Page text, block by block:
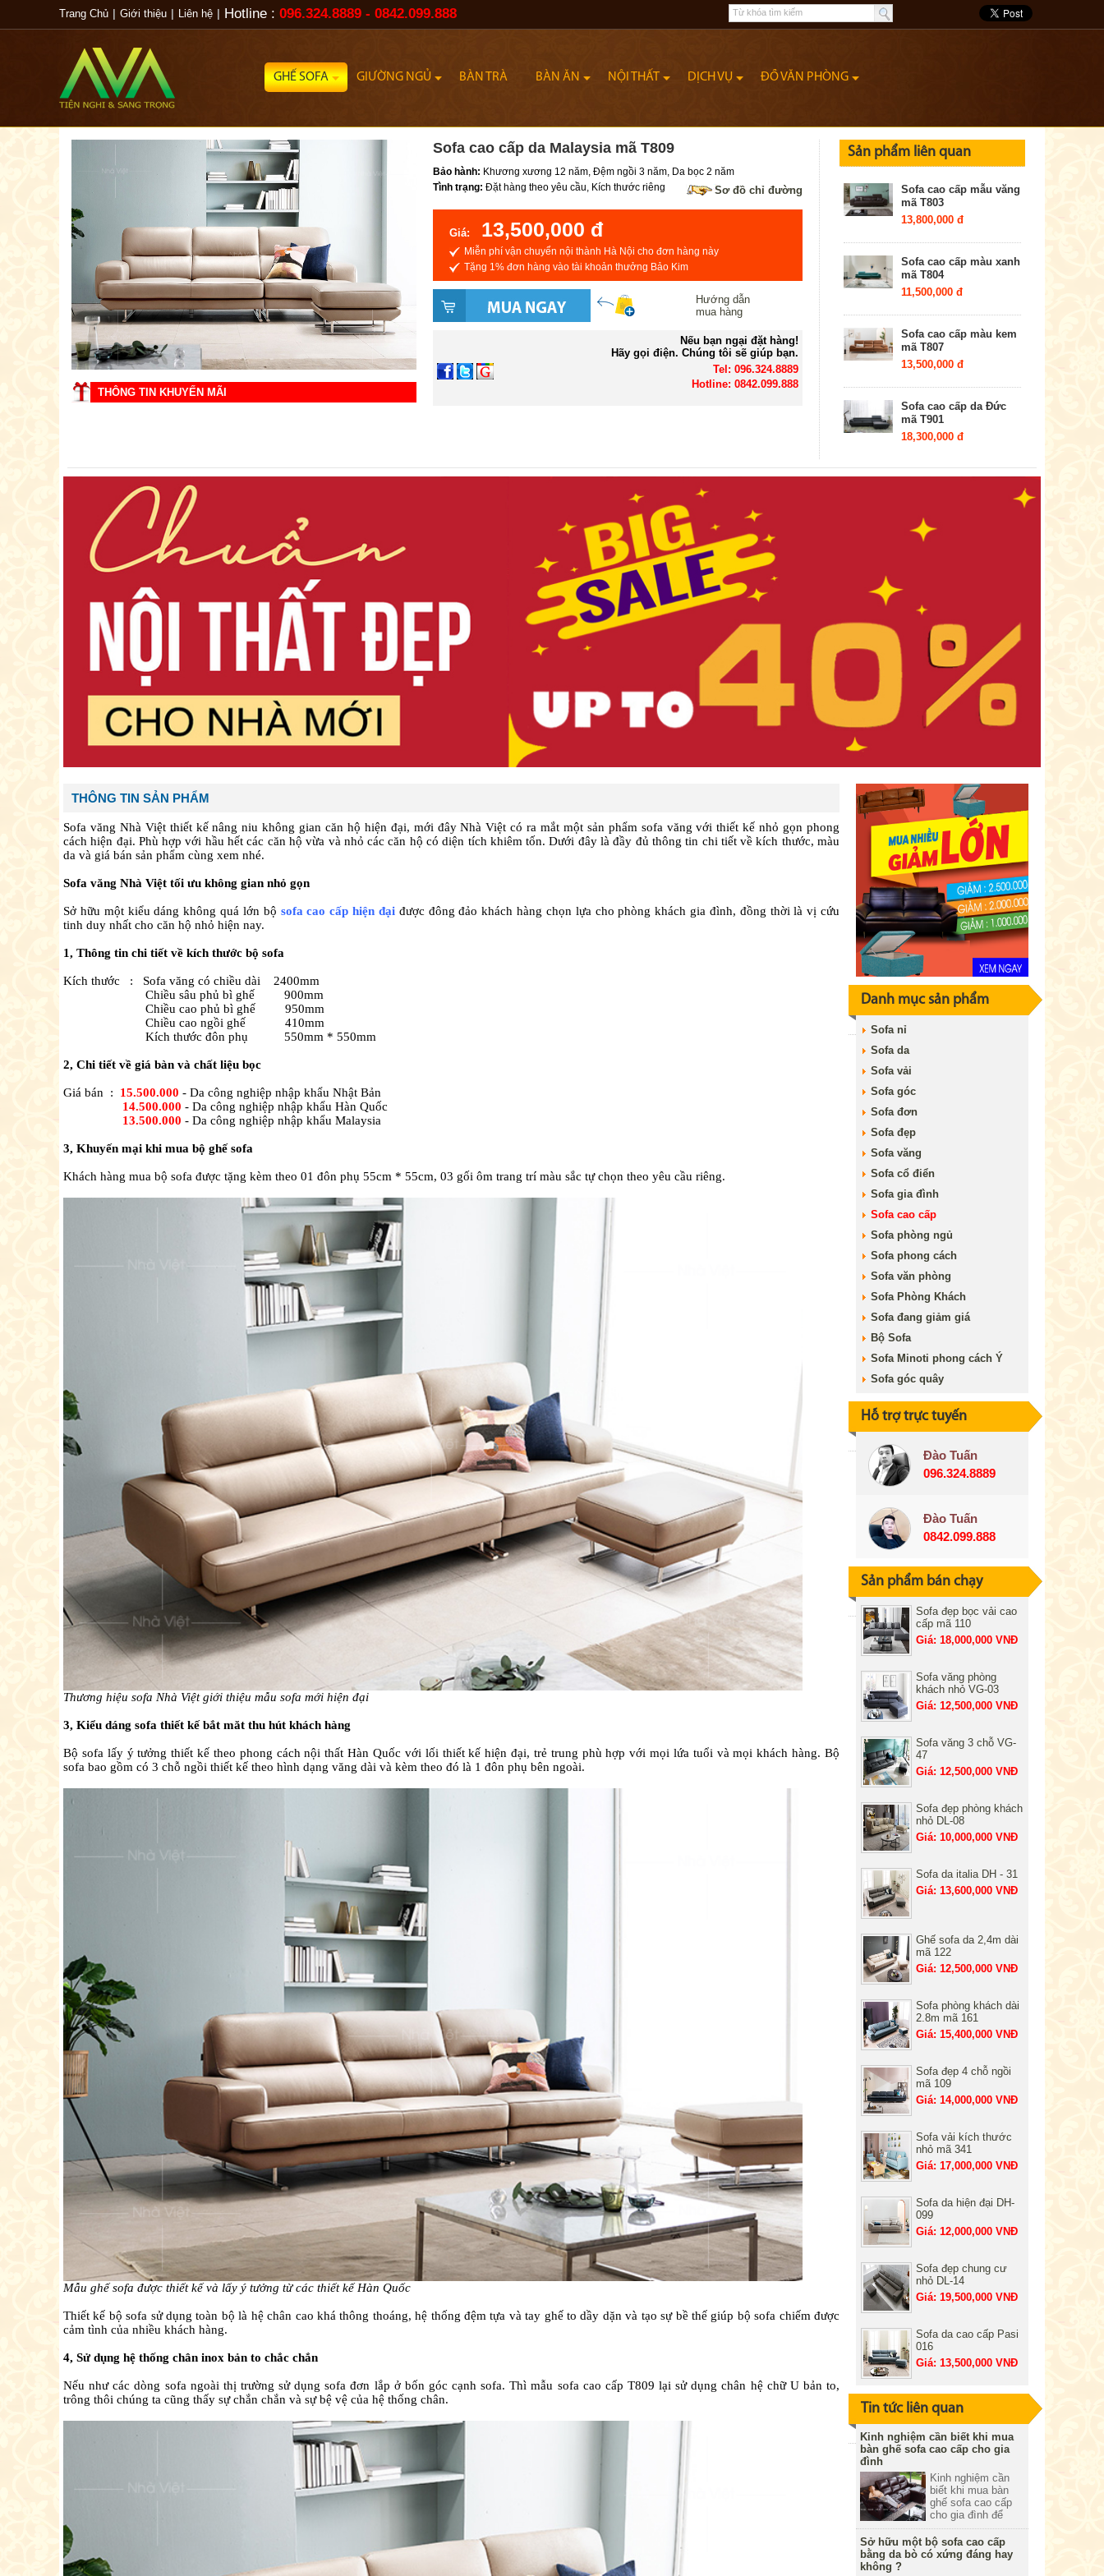
GHẾ SOFA GIƯỜNG NGỦ BÀN TRÀ BÀN ĂN NỘI THẤT DỊCH VỤ ĐỒ VĂN PHÒNG
THÔNG TIN KHUYẾN MÃI
Sofa cao cấp da Malaysia mã T809
Bảo hành: Khương xương 12 năm, Đệm ngồi 3 năm, Da bọc 2 năm
Sơ đồ chỉ đường
Tình trạng: Đặt hàng theo yêu cầu, Kích thước riêng
Giá: 13,500,000 đ
Miễn phí vận chuyển nội thành Hà Nội cho đơn hàng này
Tặng 1% đơn hàng vào tài khoản thưởng Bảo Kim
Hướng dẫn
mua hàng
Nếu bạn ngại đặt hàng!
Hãy gọi điện. Chúng tôi sẽ giúp bạn.
Tel: 096.324.8889
Hotline: 0842.099.888
Sản phẩm liên quan
Sofa cao cấp mẫu văng
mã T803
13,800,000 đ
Sofa cao cấp màu xanh
mã T804
11,500,000 đ
Sofa cao cấp màu kem
mã T807
13,500,000 đ
Sofa cao cấp da Đức
mã T901
18,300,000 đ
THÔNG TIN SẢN PHẨM
Sofa văng Nhà Việt thiết kế nâng niu không gian căn hộ hiện đại, mới đây Nhà Việt có ra mắt một sản phẩm sofa văng với thiết kế nhỏ gọn phong
cách hiện đại. Phù hợp với hầu hết các căn hộ vừa và nhỏ các căn hộ có diện tích khiêm tốn. Dưới đây là đầy đủ thông tin chi tiết về kích thước, màu
da và giá bán sản phẩm cùng xem nhé.
Sofa văng Nhà Việt tối ưu không gian nhỏ gọn
Sở hữu một kiểu dáng không quá lớn bộ sofa cao cấp hiện đạiđược đông đảo khách hàng chọn lựa cho phòng khách gia đình, đồng thời là vị cứu
tinh duy nhất cho căn hộ nhỏ hiện nay.
1, Thông tin chi tiết về kích thước bộ sofa
Kích thước : Sofa văng có chiều dài 2400mm
Chiều sâu phủ bì ghế 900mm
Chiều cao phủ bì ghế 950mm
Chiều cao ngồi ghế 410mm
Kích thước đôn phụ 550mm * 550mm
2, Chi tiết về giá bàn và chất liệu bọc
Giá bán : 15.500.000 - Da công nghiệp nhập khẩu Nhật Bản
14.500.000 - Da công nghiệp nhập khẩu Hàn Quốc
13.500.000 - Da công nghiệp nhập khẩu Malaysia
3, Khuyến mại khi mua bộ ghế sofa
Khách hàng mua bộ sofa được tặng kèm theo 01 đôn phụ 55cm * 55cm, 03 gối ôm trang trí màu sắc tự chọn theo yêu cầu riêng.
Thương hiệu sofa Nhà Việt giới thiệu mẫu sofa mới hiện đại
3, Kiểu dáng sofa thiết kế bắt măt thu hút khách hàng
Bộ sofa lấy ý tưởng thiết kế theo phong cách nội thất Hàn Quốc với lối thiết kế hiện đại, trẻ trung phù hợp với mọi lứa tuổi và mọi khách hàng. Bộ
sofa bao gồm có 3 chỗ ngồi thiết kế theo hình dạng văng dài và kèm theo đó là 1 đôn phụ bên ngoài.
Mẫu ghế sofa được thiết kế và lấy ý tưởng từ các thiết kế Hàn Quốc
Thiết kế bộ sofa sử dụng toàn bộ là hệ chân cao khá thông thoáng, hệ thống đệm tựa và tay ghế to dầy dặn và tạo sự bề thế giúp bộ sofa chiếm được
cảm tình của nhiều khách hàng.
4, Sử dụng hệ thống chân inox bản to chắc chắn
Nếu như các dòng sofa ngoài thị trường sử dụng sofa đơn lắp ở bốn góc cạnh sofa. Thì mẫu sofa cao cấp T809 lại sử dụng chân hệ chữ U bản to,
trông thôi chúng ta cũng thấy sự chắn chắn và sự bệ vệ của hệ thống chân.
Danh mục sản phẩm
Sofa nỉ
Sofa da
Sofa vải
Sofa góc
Sofa đơn
Sofa đẹp
Sofa văng
Sofa cổ điển
Sofa gia đình
Sofa cao cấp
Sofa phòng ngủ
Sofa phong cách
Sofa văn phòng
Sofa Phòng Khách
Sofa đang giảm giá
Bộ Sofa
Sofa Minoti phong cách Ý
Sofa góc quây
Hỗ trợ trực tuyến
Đào Tuấn
096.324.8889
Đào Tuấn
0842.099.888
Sản phẩm bán chạy
Sofa đẹp bọc vải cao
cấp mã 110
Giá: 18,000,000 VNĐ
Sofa văng phòng
khách nhỏ VG-03
Giá: 12,500,000 VNĐ
Sofa văng 3 chỗ VG-
47
Giá: 12,500,000 VNĐ
Sofa đẹp phòng khách
nhỏ DL-08
Giá: 10,000,000 VNĐ
Sofa da italia DH - 31
Giá: 13,600,000 VNĐ
Ghế sofa da 2,4m dài
mã 122
Giá: 12,500,000 VNĐ
Sofa phòng khách dài
2.8m mã 161
Giá: 15,400,000 VNĐ
Sofa đẹp 4 chỗ ngồi
mã 109
Giá: 14,000,000 VNĐ
Sofa vải kích thước
nhỏ mã 341
Giá: 17,000,000 VNĐ
Sofa da hiện đại DH-
099
Giá: 12,000,000 VNĐ
Sofa đẹp chung cư
nhỏ DL-14
Giá: 19,500,000 VNĐ
Sofa da cao cấp Pasi
016
Giá: 13,500,000 VNĐ
Tin tức liên quan
Kinh nghiệm cần biết khi mua
bàn ghế sofa cao cấp cho gia
đình
Kinh nghiệm cần
biết khi mua bàn
ghế sofa cao cấp
cho gia đình để
tránh mua phải
hàng giả, hàng nhái
và kém chất lượng.
Bài viết dưới đây
Sở hữu một bộ sofa cao cấp
bằng da bò có xứng đáng hay
không ?
Trang Chủ Giới thiệu Liên hệ Hotline : 096.324.8889 - 0842.099.888